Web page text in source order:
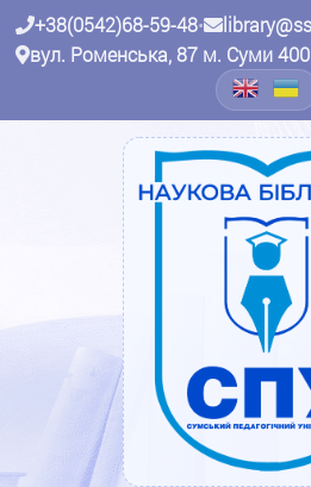
+38(0542)68-59-48•
вул. Роменська, 87 м. Суми